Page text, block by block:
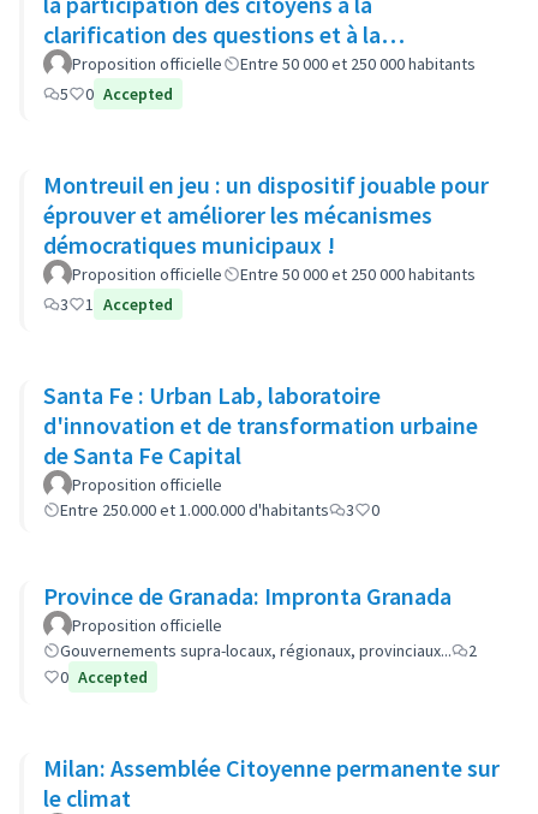
clarification des questions et à la
recommandation d'options politiques
Proposition officielle
Entre 50 000 et 250 000 habitants
5
0 Accepted
Montreuil en jeu : un dispositif jouable pour
éprouver et améliorer les mécanismes
démocratiques municipaux !
Proposition officielle
Entre 50 000 et 250 000 habitants
3
1 Accepted
Santa Fe : Urban Lab, laboratoire
d'innovation et de transformation urbaine
de Santa Fe Capital
Proposition officielle
Entre 250.000 et 1.000.000 d'habitants
3 0
Province de Granada: Impronta Granada
Proposition officielle
Gouvernements supra-locaux, régionaux, provinciaux...
2
0 Accepted
Milan: Assemblée Citoyenne permanente sur
le climat